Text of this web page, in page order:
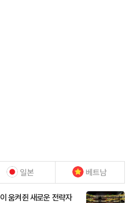
일본 베트남
움켜쥔 새로운 전략자